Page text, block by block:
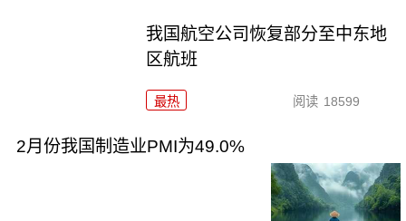
我国航空公司恢复部分至中东地
区航班
最热 阅读 18599
2月份我国制造业PMI为49.0%